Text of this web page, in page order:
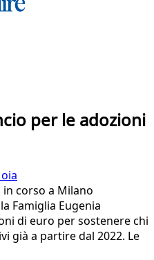
per le adozioni
in corso a Milano
Famiglia Eugenia
di euro per sostenere chi
già a partire dal 2022. Le